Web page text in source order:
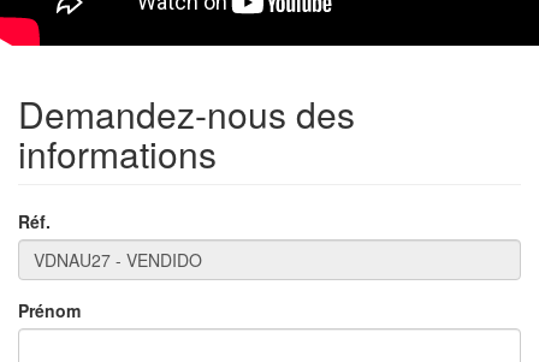
Demandez-nous des
informations
Réf.
Prénom